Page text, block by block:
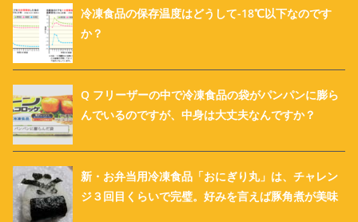
冷凍食品の保存温度はどうして-18℃以下なのです
か？
Q フリーザーの中で冷凍食品の袋がパンパンに膨ら
んでいるのですが、中身は大丈夫なんですか？
新・お弁当用冷凍食品「おにぎり丸」は、チャレン
ジ３回目くらいで完璧。好みを言えば豚角煮が美味